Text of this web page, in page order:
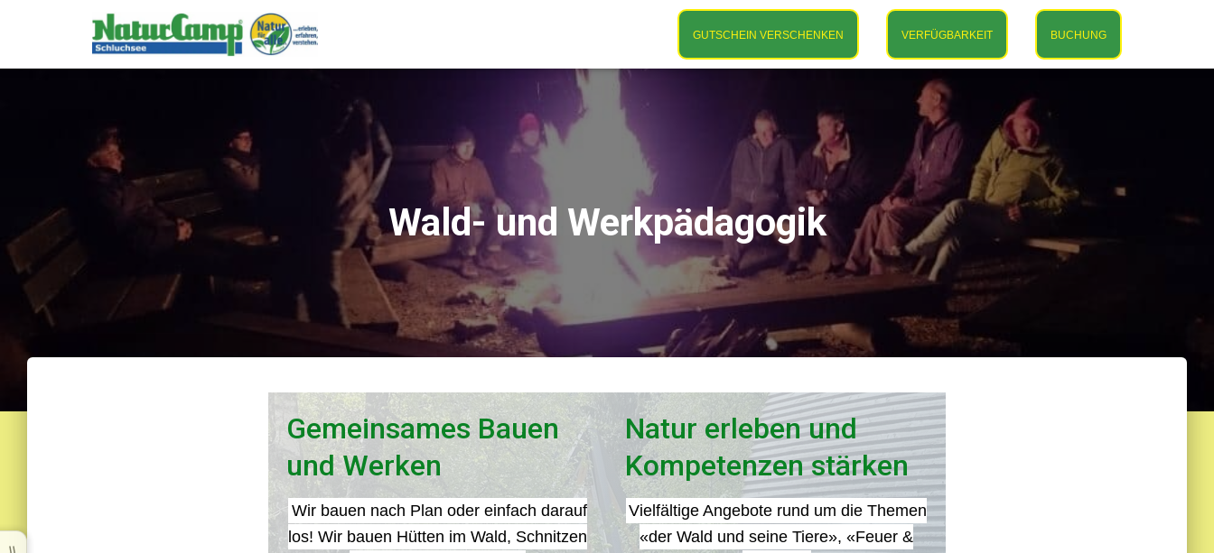
body header.site-header { background-color: rgb(46, 139, 87) !important; /* Tannengrün */ }
GUTSCHEIN VERSCHENKEN VERFÜGBARKEIT BUCHUNG
Wald- und Werkpädagogik
Kontakt
Gemeinsames Bauen
und Werken
Wir bauen nach Plan oder einfach darauf
los! Wir bauen Hütten im Wald, Schnitzen
Natur erleben und
Kompetenzen stärken
Vielfältige Angebote rund um die Themen
«der Wald und seine Tiere», «Feuer &